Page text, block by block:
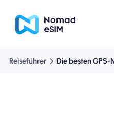
Reiseführer Die besten